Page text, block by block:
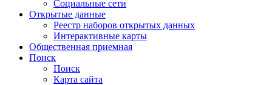
Социальные сети
Открытые данные
Реестр наборов открытых данных
Интерактивные карты
Общественная приемная
Поиск
Поиск
Карта сайта